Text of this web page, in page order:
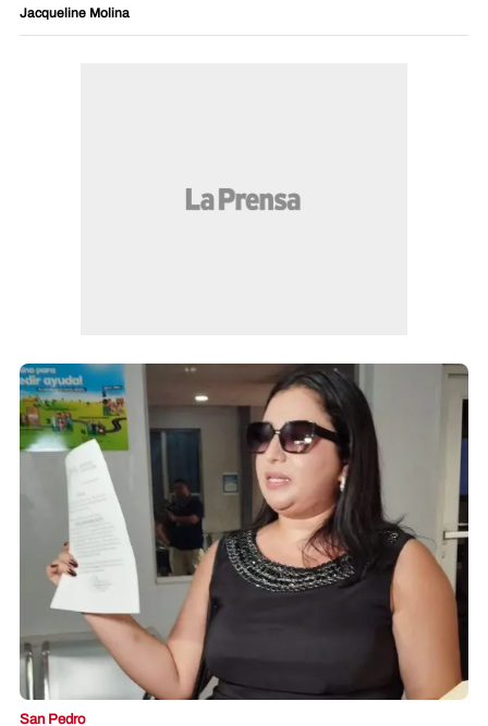
Jacqueline Molina
San Pedro